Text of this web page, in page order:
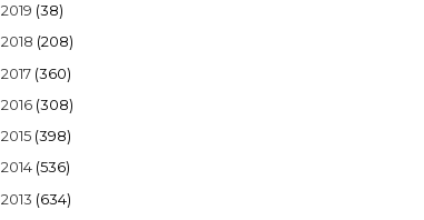
2019 (38)
2018 (208)
2017 (360)
2016 (308)
2015 (398)
2014 (536)
2013 (634)